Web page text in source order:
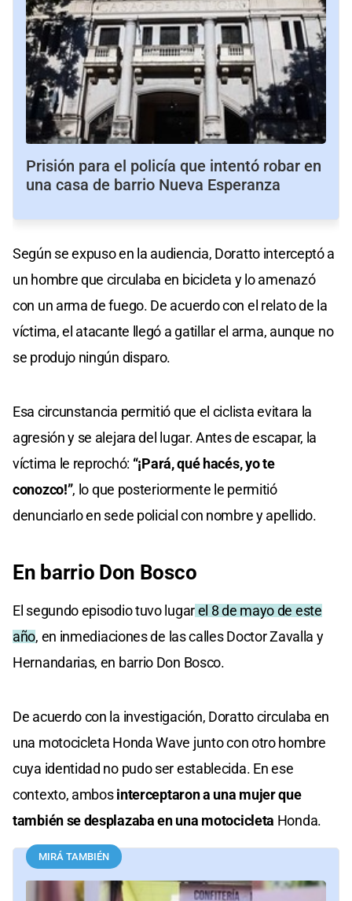
Prisión para el policía que intentó robar en
una casa de barrio Nueva Esperanza
Según se expuso en la audiencia, Doratto interceptó a
un hombre que circulaba en bicicleta y lo amenazó
con un arma de fuego. De acuerdo con el relato de la
víctima, el atacante llegó a gatillar el arma, aunque no
se produjo ningún disparo.
Esa circunstancia permitió que el ciclista evitara la
agresión y se alejara del lugar. Antes de escapar, la
víctima le reprochó: “¡Pará, qué hacés, yo te
conozco!”, lo que posteriormente le permitió
denunciarlo en sede policial con nombre y apellido.
En barrio Don Bosco
El segundo episodio tuvo lugarel 8 de mayo de este
año, en inmediaciones de las calles Doctor Zavalla y
Hernandarias, en barrio Don Bosco.
De acuerdo con la investigación, Doratto circulaba en
una motocicleta Honda Wave junto con otro hombre
cuya identidad no pudo ser establecida. En ese
contexto, ambosinterceptaron a una mujer que
también se desplazaba en una motocicleta Honda.
MIRÁ TAMBIÉN